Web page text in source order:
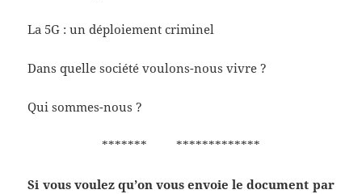
La 5G : un déploiement criminel
Dans quelle société voulons-nous vivre ?
Qui sommes-nous ?
******* *************
Si vous voulez qu’on vous envoie le document par